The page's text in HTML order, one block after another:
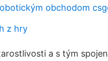
obchodom
z hry
a s tým